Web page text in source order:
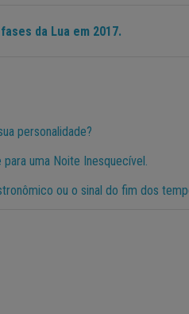
da Lua em 2017.
personalidade?
uma Noite Inesquecível.
ou o sinal do fim dos